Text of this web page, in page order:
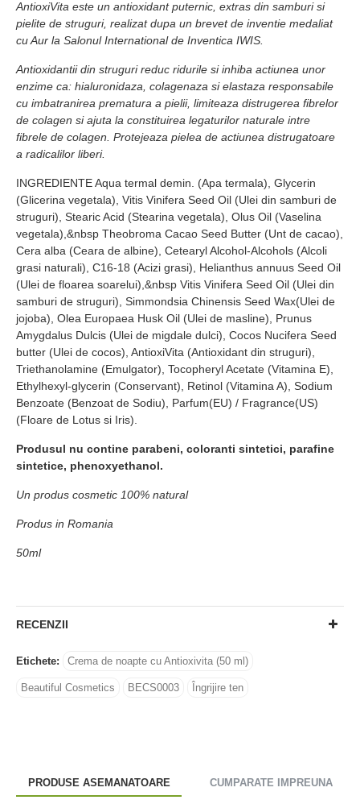
AntioxiVita este un antioxidant puternic, extras din samburi si
pielite de struguri, realizat dupa un brevet de inventie medaliat
cu Aur la Salonul International de Inventica IWIS.
Antioxidantii din struguri reduc ridurile si inhiba actiunea unor
enzime ca: hialuronidaza, colagenaza si elastaza responsabile
cu imbatranirea prematura a pielii, limiteaza distrugerea fibrelor
de colagen si ajuta la constituirea legaturilor naturale intre
fibrele de colagen. Protejeaza pielea de actiunea distrugatoare
a radicalilor liberi.
INGREDIENTE Aqua termal demin. (Apa termala), Glycerin
(Glicerina vegetala), Vitis Vinifera Seed Oil (Ulei din samburi de
struguri), Stearic Acid (Stearina vegetala), Olus Oil (Vaselina
vegetala),&nbsp Theobroma Cacao Seed Butter (Unt de cacao),
Cera alba (Ceara de albine), Cetearyl Alcohol-Alcohols (Alcoli
grasi naturali), C16-18 (Acizi grasi), Helianthus annuus Seed Oil
(Ulei de floarea soarelui),&nbsp Vitis Vinifera Seed Oil (Ulei din
samburi de struguri), Simmondsia Chinensis Seed Wax(Ulei de
jojoba), Olea Europaea Husk Oil (Ulei de masline), Prunus
Amygdalus Dulcis (Ulei de migdale dulci), Cocos Nucifera Seed
butter (Ulei de cocos), AntioxiVita (Antioxidant din struguri),
Triethanolamine (Emulgator), Tocopheryl Acetate (Vitamina E),
Ethylhexyl-glycerin (Conservant), Retinol (Vitamina A), Sodium
Benzoate (Benzoat de Sodiu), Parfum(EU) / Fragrance(US)
(Floare de Lotus si Iris).
Produsul nu contine parabeni, coloranti sintetici, parafine
sintetice, phenoxyethanol.
Un produs cosmetic 100% natural
Produs in Romania
50ml
RECENZII
Etichete: Crema de noapte cu Antioxivita (50 ml)
Beautiful Cosmetics BECS0003 Îngrijire ten
PRODUSE ASEMANATOARE CUMPARATE IMPREUNA